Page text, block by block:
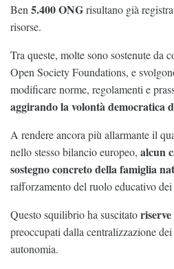
Ben 5.400 ONGrisultano già
risorse.
Tra queste, molte sono sostenute da
Open Society Foundations, e
modificare norme, regolamenti e
aggirando la volontà democratica
A rendere ancora più allarmante il
nello stesso bilancio europeo, alcun
sostegno concreto della famiglia
rafforzamento del ruolo educativo
Questo squilibrio ha suscitato
preoccupati dalla centralizzazione
autonomia.